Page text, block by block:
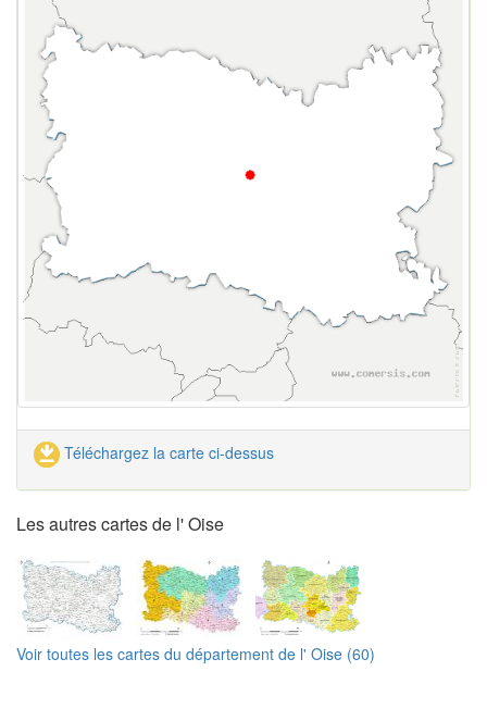
Téléchargez la carte ci-dessus
Les autres cartes de l' Oise
Voir toutes les cartes du département de l' Oise (60)